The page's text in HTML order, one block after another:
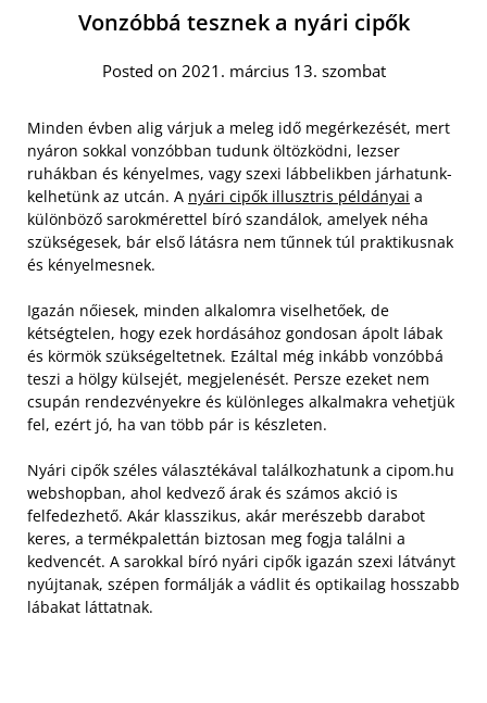
Vonzóbbá tesznek a nyári cipők
Posted on 2021. március 13. szombat
Minden évben alig várjuk a meleg idő megérkezését, mert
nyáron sokkal vonzóbban tudunk öltözködni, lezser
ruhákban és kényelmes, vagy szexi lábbelikben járhatunk-
kelhetünk az utcán. A nyári cipők illusztris példányai a
különböző sarokmérettel bíró szandálok, amelyek néha
szükségesek, bár első látásra nem tűnnek túl praktikusnak
és kényelmesnek.
Igazán nőiesek, minden alkalomra viselhetőek, de
kétségtelen, hogy ezek hordásához gondosan ápolt lábak
és körmök szükségeltetnek. Ezáltal még inkább vonzóbbá
teszi a hölgy külsejét, megjelenését. Persze ezeket nem
csupán rendezvényekre és különleges alkalmakra vehetjük
fel, ezért jó, ha van több pár is készleten.
Nyári cipők széles választékával találkozhatunk a cipom.hu
webshopban, ahol kedvező árak és számos akció is
felfedezhető. Akár klasszikus, akár merészebb darabot
keres, a termékpalettán biztosan meg fogja találni a
kedvencét. A sarokkal bíró nyári cipők igazán szexi látványt
nyújtanak, szépen formálják a vádlit és optikailag hosszabb
lábakat láttatnak.